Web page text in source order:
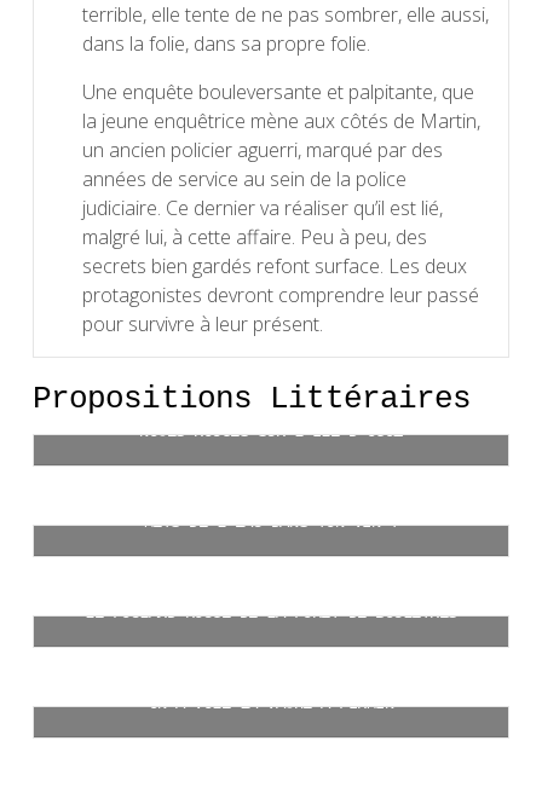
terrible, elle tente de ne pas sombrer, elle aussi,
dans la folie, dans sa propre folie.
Une enquête bouleversante et palpitante, que
la jeune enquêtrice mène aux côtés de Martin,
un ancien policier aguerri, marqué par des
années de service au sein de la police
judiciaire. Ce dernier va réaliser qu’il est lié,
malgré lui, à cette affaire. Peu à peu, des
secrets bien gardés refont surface. Les deux
protagonistes devront comprendre leur passé
pour survivre à leur présent.
Propositions Littéraires
NOCES ROUGES SUR L’ÎLE D’OGOZ
CHF25.00
Ajouter au panier
METS DE L’EAU DANS TON VIN !
CHF25.00
Ajouter au panier
LE FOULARD ROUGE DE LA FORÊT DE BOULEYRES
CHF25.00
Ajouter au panier
ON A VOLÉ LA VACHE À FIRMIN
CHF25.00